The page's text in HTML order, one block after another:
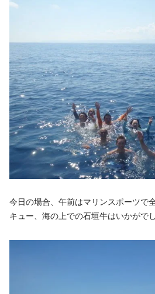
今日の場合、午前はマリンスポーツで
キュー、海の上での石垣牛はいかがで